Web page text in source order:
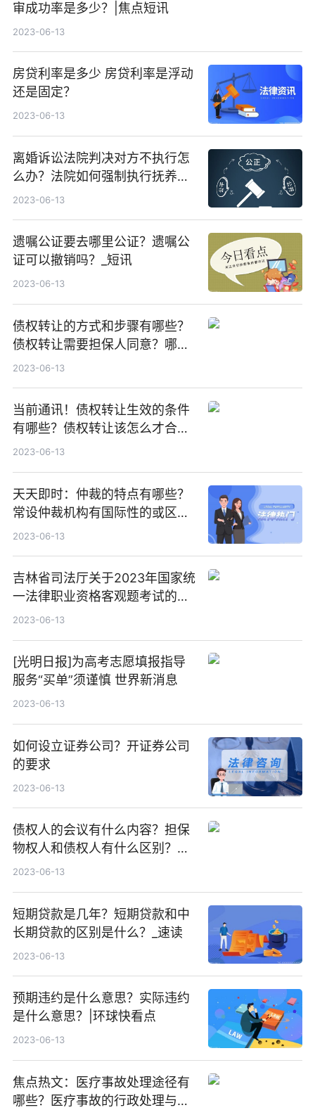
审成功率是多少？|焦点短讯
2023-06-13
房贷利率是多少 房贷利率是浮动
还是固定？
2023-06-13
离婚诉讼法院判决对方不执行怎
么办？法院如何强制执行抚养
费？
2023-06-13
遗嘱公证要去哪里公证？遗嘱公
证可以撤销吗？_短讯
2023-06-13
债权转让的方式和步骤有哪些？
债权转让需要担保人同意？哪些
情形债权人不得进行债权转让？
2023-06-13
当前通讯！债权转让生效的条件
有哪些？债权转让该怎么才合
法？
2023-06-13
天天即时：仲裁的特点有哪些？
常设仲裁机构有国际性的或区域
性的吗？
2023-06-13
吉林省司法厅关于2023年国家统
一法律职业资格客观题考试的公
告
2023-06-13
[光明日报]为高考志愿填报指导
服务“买单”须谨慎 世界新消息
2023-06-13
如何设立证券公司？开证券公司
的要求
2023-06-13
债权人的会议有什么内容？担保
物权人和债权人有什么区别？有
优先受偿权的人主要指的是哪些
2023-06-13
短期贷款是几年？短期贷款和中
长期贷款的区别是什么？_速读
2023-06-13
预期违约是什么意思？实际违约
是什么意思？|环球快看点
2023-06-13
焦点热文：医疗事故处理途径有
哪些？医疗事故的行政处理与监